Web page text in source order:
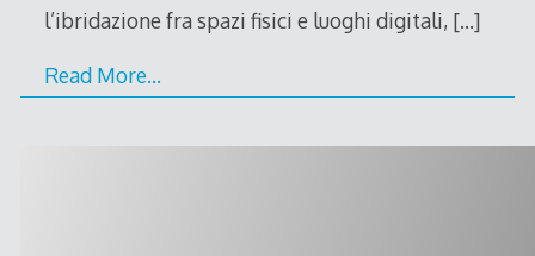
l’ibridazione fra spazi fisici e luoghi digitali, […]
Read More…